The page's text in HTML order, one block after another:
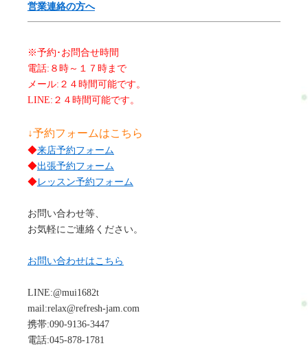
営業連絡の方へ
※予約･お問合せ時間
電話:８時～１７時まで
メール:２４時間可能です。
LINE:２４時間可能です。
↓予約フォームはこちら
◆来店予約フォーム
◆出張予約フォーム
◆レッスン予約フォーム
お問い合わせ等、
お気軽にご連絡ください。
お問い合わせはこちら
LINE:@mui1682t
mail:relax@refresh-jam.com
携帯:090-9136-3447
電話:045-878-1781